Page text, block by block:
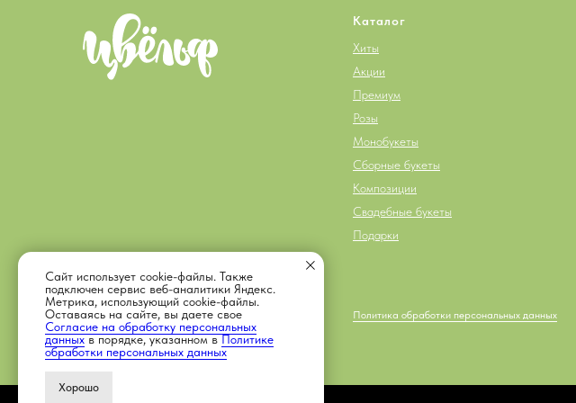
Сайт использует cookie-файлы. Также
подключен сервис веб-аналитики Яндекс.
Метрика, использующий cookie-файлы.
Оставаясь на сайте, вы даете свое
Согласие на обработку персональных
данныхв порядке, указанном вПолитике
обработки персональных данных
Хорошо
Каталог
Хиты
Акции
Премиум
Розы
Монобукеты
Сборные букеты
Композиции
Свадебные букеты
Подарки
ИП Павлова Г.В.
ИНН 380118711625
Политика обработки персональных данных